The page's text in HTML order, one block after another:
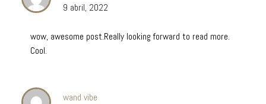
9 abril, 2022
wow, awesome post.Really looking forward to read more.
Cool.
wand vibe